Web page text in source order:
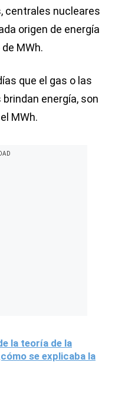
centrales nucleares
origen de energía
MWh.
que el gas o las
energía, son
MWh.
la teoría de la
se explicaba la